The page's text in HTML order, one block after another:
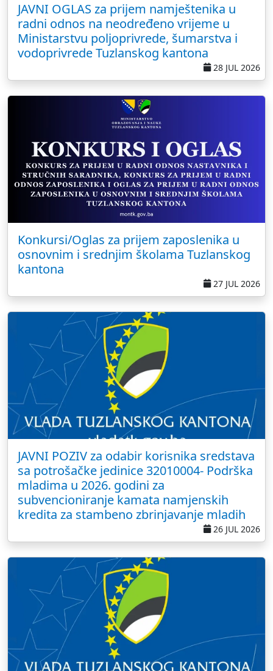
JAVNI OGLAS za prijem namještenika u
radni odnos na neodređeno vrijeme u
Ministarstvu poljoprivrede, šumarstva i
vodoprivrede Tuzlanskog kantona
28 JUL 2026
Konkursi/Oglas za prijem zaposlenika u
osnovnim i srednjim školama Tuzlanskog
kantona
27 JUL 2026
JAVNI POZIV za odabir korisnika sredstava
sa potrošačke jedinice 32010004- Podrška
mladima u 2026. godini za
subvencioniranje kamata namjenskih
kredita za stambeno zbrinjavanje mladih
26 JUL 2026